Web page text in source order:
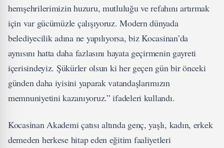
hemşehrilerimizin huzuru, mutluluğu ve refahını artırmak
için var gücümüzle çalışıyoruz. Modern dünyada
belediyecilik adına ne yapılıyorsa, biz Kocasinan’da
aynısını hatta daha fazlasını hayata geçirmenin gayreti
içerisindeyiz. Şükürler olsun ki her geçen gün bir önceki
günden daha iyisini yaparak vatandaşlarımızın
memnuniyetini kazanıyoruz.” ifadeleri kullandı.
Kocasinan Akademi çatısı altında genç, yaşlı, kadın, erkek
demeden herkese hitap eden eğitim faaliyetleri